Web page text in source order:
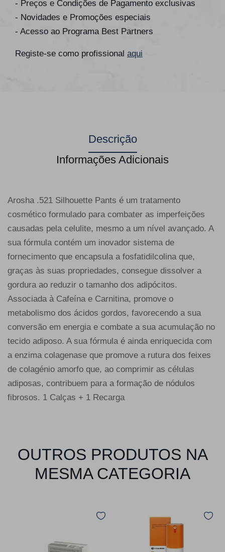
- Preços e Condições de Pagamento exclusivas
- Novidades e Promoções especiais
- Acesso ao Programa Best Partners
Registe-se como profissional aqui
Descrição
Informações Adicionais
Arosha .521 Silhouette Pants é um tratamento
cosmético formulado para combater as imperfeições
causadas pela celulite, mesmo a um nível avançado. A
sua fórmula contém um inovador sistema de
fornecimento que encapsula a fosfatidilcolina que,
graças às suas propriedades, consegue dissolver a
gordura ao reduzir o tamanho dos adipócitos.
Associada à Cafeína e Carnitina, promove o
metabolismo dos ácidos gordos, favorecendo a sua
conversão em energia e combate a sua acumulação no
tecido adiposo. A sua fórmula é ainda enriquecida com
a enzima colagenase que promove a rutura dos feixes
de colagénio amorfo que, ao comprimir as células
adiposas, contribuem para a formação de nódulos
fibrosos. 1 Calças + 1 Recarga
OUTROS PRODUTOS NA
MESMA CATEGORIA